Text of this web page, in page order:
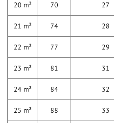
20 m² 70 27
21 m² 74 28
22 m² 77 29
23 m² 81 31
24 m² 84 32
25 m² 88 33